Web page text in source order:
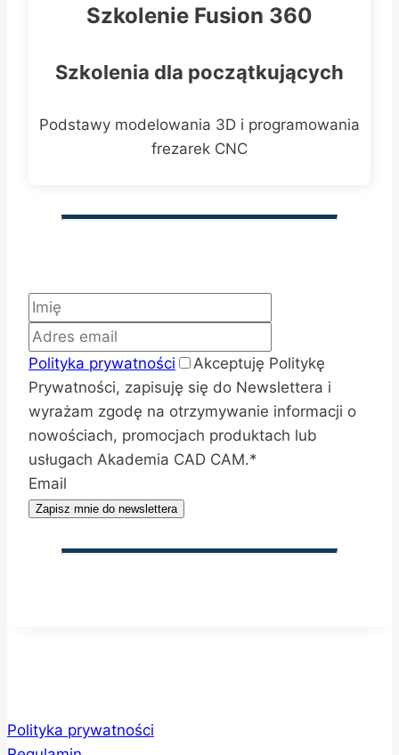
Szkolenie Fusion 360
Szkolenia dla początkujących
Podstawy modelowania 3D i programowania
frezarek CNC
Polityka prywatności
Akceptuję Politykę
Prywatności, zapisuję się do Newslettera i
wyrażam zgodę na otrzymywanie informacji o
nowościach, promocjach produktach lub
usługach Akademia CAD CAM.*
Email
Zapisz mnie do newslettera
Polityka prywatności